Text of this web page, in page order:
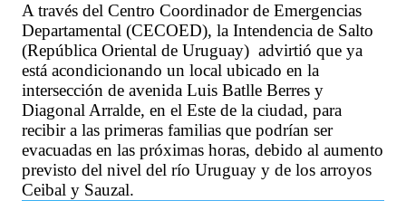
A través del Centro Coordinador de Emergencias
Departamental (CECOED), la Intendencia de Salto
(República Oriental de Uruguay) advirtió que ya
está acondicionando un local ubicado en la
intersección de avenida Luis Batlle Berres y
Diagonal Arralde, en el Este de la ciudad, para
recibir a las primeras familias que podrían ser
evacuadas en las próximas horas, debido al aumento
previsto del nivel del río Uruguay y de los arroyos
Ceibal y Sauzal.